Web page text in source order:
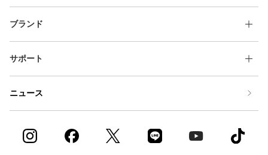
ブランド
サポート
ニュース